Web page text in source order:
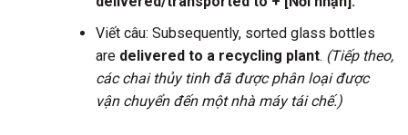
Viết câu: Subsequently, sorted glass bottles
are delivered to a recycling plant. (Tiếp theo,
các chai thủy tinh đã được phân loại được
vận chuyển đến một nhà máy tái chế.)